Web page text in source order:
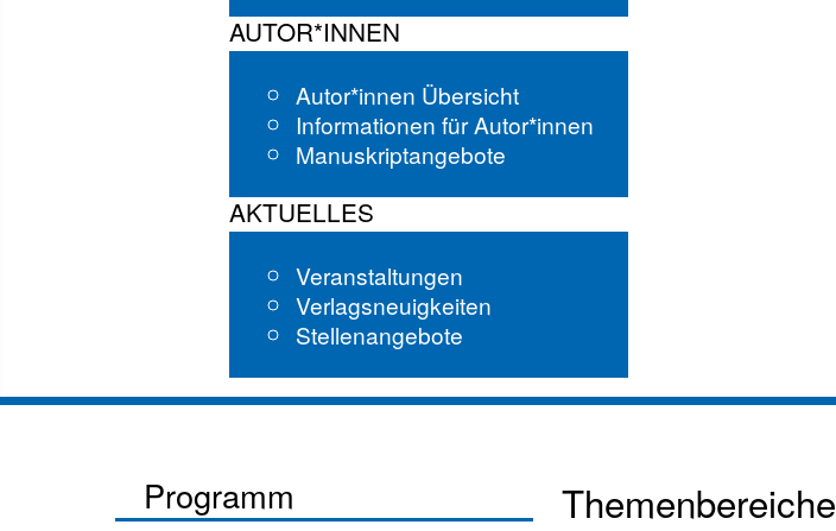
AUTOR*INNEN
Autor*innen Übersicht
Informationen für Autor*innen
Manuskriptangebote
AKTUELLES
Veranstaltungen
Verlagsneuigkeiten
Stellenangebote
Programm Themenbereiche